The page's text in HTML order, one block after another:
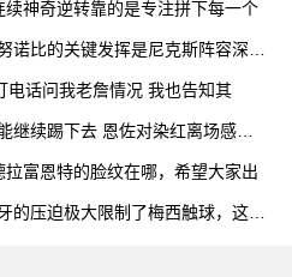
神奇逆转靠的是专注拼下每一个
诺比的关键发挥是尼克斯阵容深度
电话问我老詹情况 我也告知其
继续踢下去 恩佐对染红离场感到
富恩特的脸纹在哪，希望大家出
的压迫极大限制了梅西触球，这是